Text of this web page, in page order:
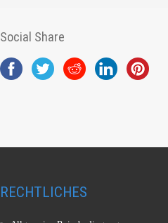
Social Share
RECHTLICHES